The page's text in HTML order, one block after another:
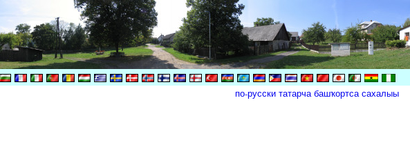
по-русски татарча башҡортса сахалыы